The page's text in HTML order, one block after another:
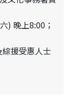
) 晚上8:00；
援受惠人士